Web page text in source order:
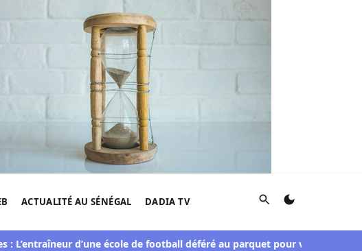
ACTUALITÉ AU SÉNÉGAL DADIA TV Rechercher
d’une école de football déféré au parquet pour viols répétés sur